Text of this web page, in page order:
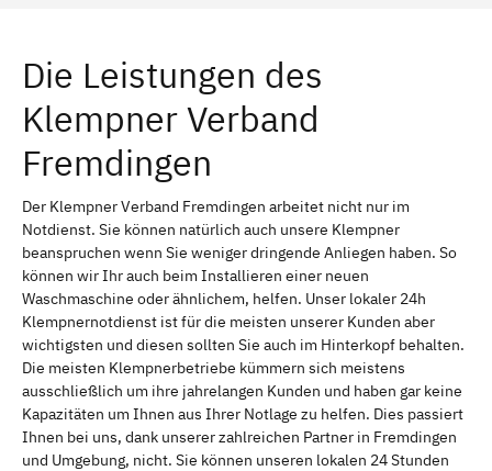
Die Leistungen des
Klempner Verband
Fremdingen
Der Klempner Verband Fremdingen arbeitet nicht nur im
Notdienst. Sie können natürlich auch unsere Klempner
beanspruchen wenn Sie weniger dringende Anliegen haben. So
können wir Ihr auch beim Installieren einer neuen
Waschmaschine oder ähnlichem, helfen. Unser lokaler 24h
Klempnernotdienst ist für die meisten unserer Kunden aber
wichtigsten und diesen sollten Sie auch im Hinterkopf behalten.
Die meisten Klempnerbetriebe kümmern sich meistens
ausschließlich um ihre jahrelangen Kunden und haben gar keine
Kapazitäten um Ihnen aus Ihrer Notlage zu helfen. Dies passiert
Ihnen bei uns, dank unserer zahlreichen Partner in Fremdingen
und Umgebung, nicht. Sie können unseren lokalen 24 Stunden